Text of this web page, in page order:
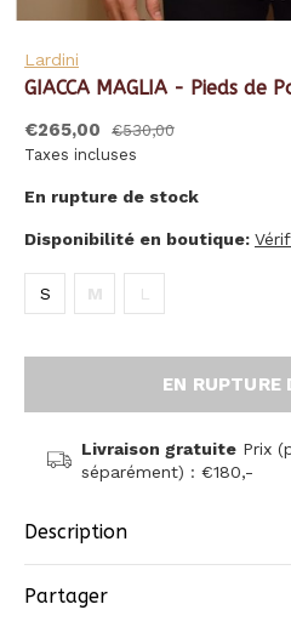
Lardini
GIACCA MAGLIA - Pieds de
€265,00
€530,00
Taxes incluses
En rupture de stock
Disponibilité en boutique:
S M L
EN RUPTURE
Livraison gratuitePrix
séparément) : €180,-
Description
Partager